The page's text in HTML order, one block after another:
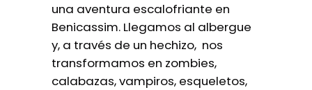
una aventura escalofriante en
Benicassim. Llegamos al albergue
y, a través de un hechizo, nos
transformamos en zombies,
calabazas, vampiros, esqueletos,